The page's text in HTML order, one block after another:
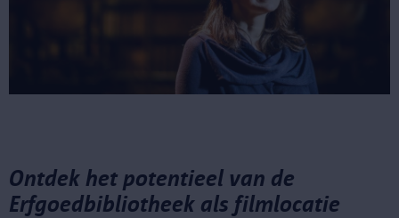
Ontdek het potentieel van de
Erfgoedbibliotheek als filmlocatie